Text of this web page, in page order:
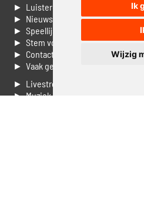
Ik
Wijzig
► Luisteren naar Jouwradio
► Nieuws
► Speellijst
► Stem voor de Dag top 3
► Contacteer ons
► Vaak gestelde vragen
► Livestream informatie
► Muziek opzoeken